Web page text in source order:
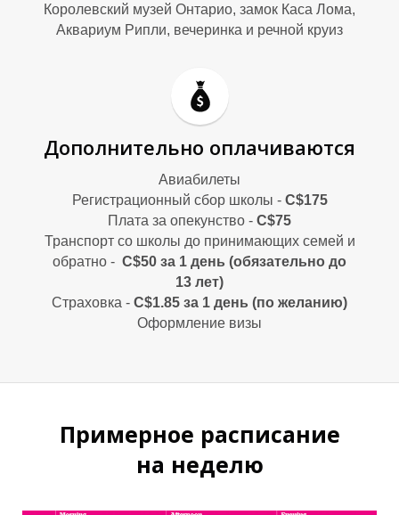
А
Королевский музей Онтарио, замок Каса Лома,
Аквариум Рипли, вечеринка и речной круиз
Дополнительно оплачиваются
Авиабилеты
Регистрационный сбор школы - С$175
Плата за опекунство - С$75
Транспорт со школы до принимающих семей и
обратно - С$50 за 1 день (обязательно до
13 лет)
Страховка - С$1.85 за 1 день (по желанию)
Оформление визы
Примерное расписание
на неделю
А